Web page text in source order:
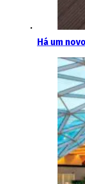
Há um